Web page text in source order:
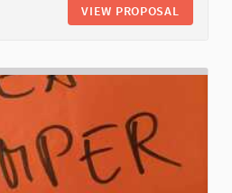
VIEW PROPOSAL